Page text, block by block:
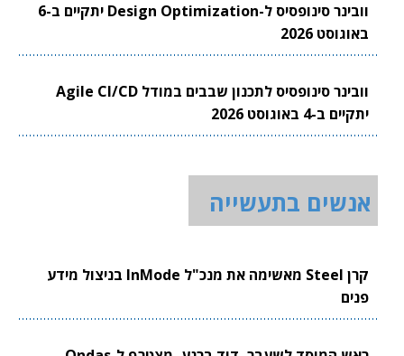
וובינר סינופסיס ל-Design Optimization יתקיים ב-6
באוגוסט 2026
וובינר סינופסיס לתכנון שבבים במודל Agile CI/CD
יתקיים ב-4 באוגוסט 2026
אנשים בתעשייה
קרן Steel מאשימה את מנכ"ל InMode בניצול מידע
פנים